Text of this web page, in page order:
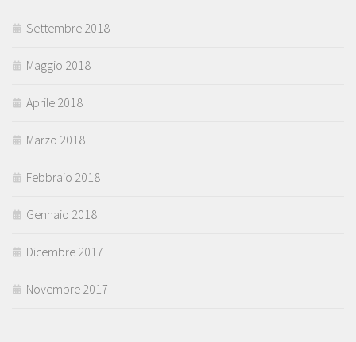
Settembre 2018
Maggio 2018
Aprile 2018
Marzo 2018
Febbraio 2018
Gennaio 2018
Dicembre 2017
Novembre 2017